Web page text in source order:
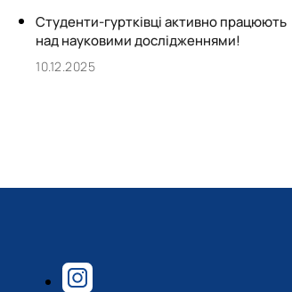
Студенти-гуртківці активно працюють
над науковими дослідженнями!
10.12.2025